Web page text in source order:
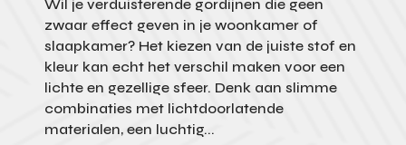
Wil je verduisterende gordijnen die geen
zwaar effect geven in je woonkamer of
slaapkamer? Het kiezen van de juiste stof en
kleur kan echt het verschil maken voor een
lichte en gezellige sfeer. Denk aan slimme
combinaties met lichtdoorlatende
materialen, een luchtig...